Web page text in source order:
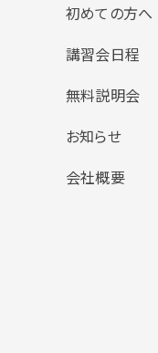
初めての方へ
講習会日程
無料説明会
お知らせ
会社概要